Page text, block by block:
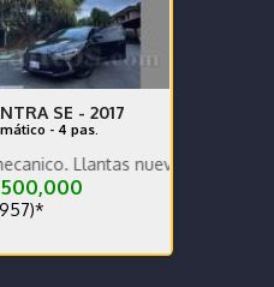
SE - 2017
- 4 pas.
nuevas. Se traspasa deuda